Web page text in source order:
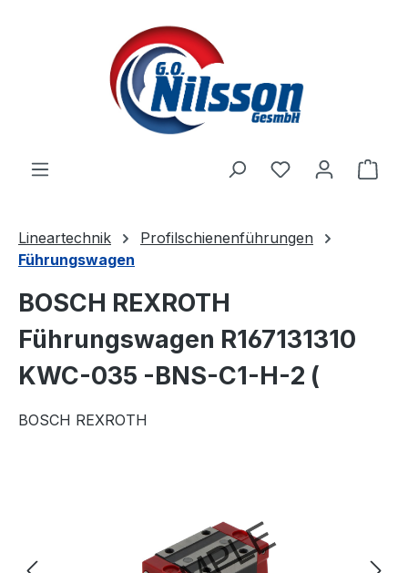
Zum Hauptinhalt springen
Lineartechnik
Profilschienenführungen
Führungswagen
BOSCH REXROTH
Führungswagen R167131310
KWC-035 -BNS-C1-H-2 (
BOSCH REXROTH